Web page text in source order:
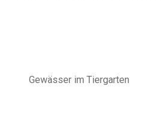
Gewässer im Tiergarten